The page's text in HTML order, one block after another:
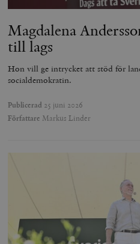
Magdalena
till lags
Hon vill ge intrycket att stöd för
socialdemokratin.
Publicerad 25 juni 2026
Författare Markus Linder